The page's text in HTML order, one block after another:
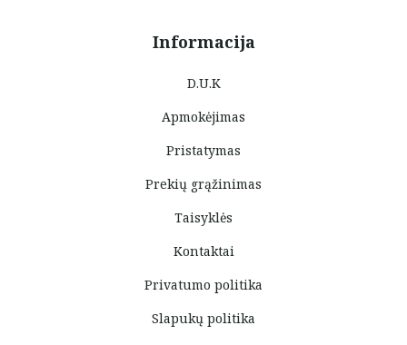
Informacija
D.U.K
Apmokėjimas
Pristatymas
Prekių grąžinimas
Taisyklės
Kontaktai
Privatumo politika
Slapukų politika